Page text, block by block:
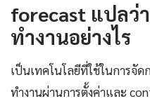
forecast แปลว่
ทำงานอย่างไร
เป็นเทคโนโลยีที่ใช้ในการจั
ทำงานผ่านการตั้งค่าและ